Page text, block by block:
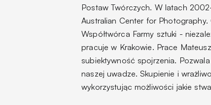
Postaw Twórczych. W latach
Australian Center for
Współtwórca Farmy sztuki -
pracuje w Krakowie. Prace
subiektywność spojrzenia.
naszej uwadze. Skupienie i
wykorzystując możliwości jakie